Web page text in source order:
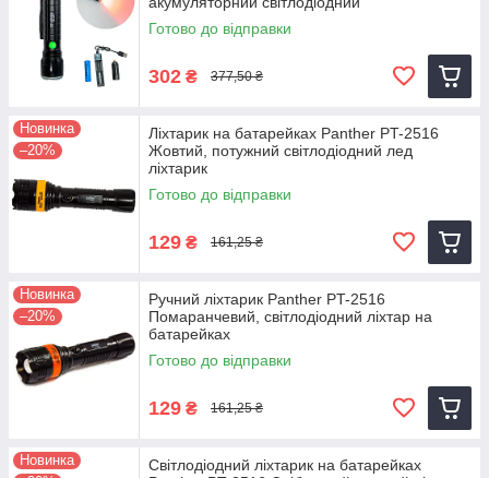
Готово до відправки
302 ₴ 377,50 ₴
Новинка
–20%
Ліхтарик на батарейках Panther PT-2516
Жовтий, потужний світлодіодний лед
ліхтарик
Готово до відправки
129 ₴ 161,25 ₴
Новинка
–20%
Ручний ліхтарик Panther PT-2516
Помаранчевий, світлодіодний ліхтар на
батарейках
Готово до відправки
129 ₴ 161,25 ₴
Новинка
Світлодіодний ліхтарик на батарейках